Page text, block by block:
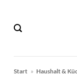
springen
Start » Haushalt &